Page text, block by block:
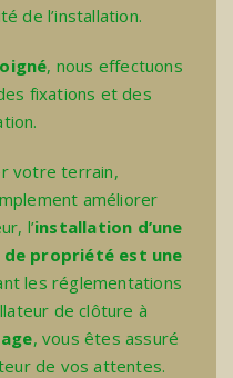
de l’installation.
, nous effectuons
fixations et des
votre terrain,
améliorer
l’installation d’une
propriété est une
les réglementations
de clôture à
, vous êtes assuré
de vos attentes.